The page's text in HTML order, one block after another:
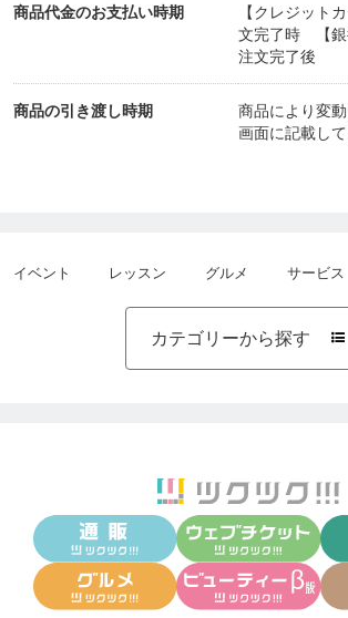
勧めします。
アプル名「Team LabBody』
（キャンセル規定）
＊＊FAQ（よくあるご質問）はこち
https://home.tsuku2.jp/faq.php
商品代金のお支払い時期
【クレジット
文完了時 【銀
注文完了後
商品の引き渡し時期
商品により変
画面に記載して
イベント レッスン グルメ サービス
カテゴリーから探す 